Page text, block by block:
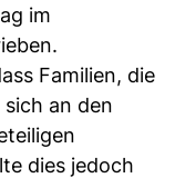
im
Familien, die
an den
dies jedoch